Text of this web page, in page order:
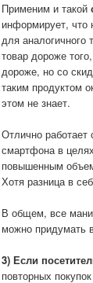
Применим и такой
информирует, что
для аналогичного
товар дороже
дороже, но со
таким продуктом
этом не знает.
Отлично работает
смартфона в целях
повышенным
Хотя разница в
В общем, все
можно придумать
3) Если
повторных